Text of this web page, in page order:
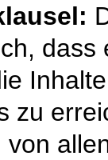
zu